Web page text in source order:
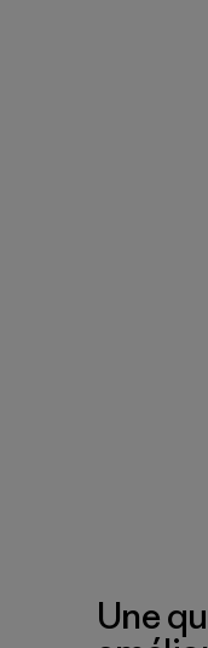
Une